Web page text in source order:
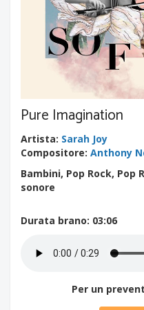
Pure Imagination
Artista: Sarah Joy
Compositore: Anthony
Bambini, Pop Rock, Pop
sonore
Durata brano: 03:06
Per un